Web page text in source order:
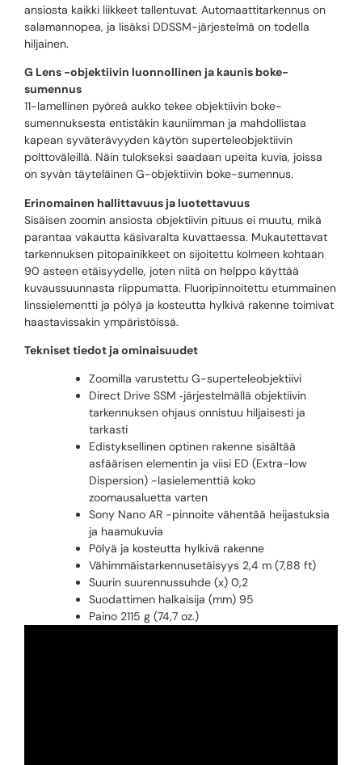
ansiosta kaikki liikkeet tallentuvat. Automaattitarkennus on
salamannopea, ja lisäksi DDSSM-järjestelmä on todella
hiljainen.
G Lens -objektiivin luonnollinen ja kaunis boke-
sumennus
11-lamellinen pyöreä aukko tekee objektiivin boke-
sumennuksesta entistäkin kauniimman ja mahdollistaa
kapean syväterävyyden käytön superteleobjektiivin
polttoväleillä. Näin tulokseksi saadaan upeita kuvia, joissa
on syvän täyteläinen G-objektiivin boke-sumennus.
Erinomainen hallittavuus ja luotettavuus
Sisäisen zoomin ansiosta objektiivin pituus ei muutu, mikä
parantaa vakautta käsivaralta kuvattaessa. Mukautettavat
tarkennuksen pitopainikkeet on sijoitettu kolmeen kohtaan
90 asteen etäisyydelle, joten niitä on helppo käyttää
kuvaussuunnasta riippumatta. Fluoripinnoitettu etummainen
linssielementti ja pölyä ja kosteutta hylkivä rakenne toimivat
haastavissakin ympäristöissä.
Tekniset tiedot ja ominaisuudet
Zoomilla varustettu G-superteleobjektiivi
Direct Drive SSM ‑järjestelmällä objektiivin
tarkennuksen ohjaus onnistuu hiljaisesti ja
tarkasti
Edistyksellinen optinen rakenne sisältää
asfäärisen elementin ja viisi ED (Extra-low
Dispersion) -lasielementtiä koko
zoomausaluetta varten
Sony Nano AR -pinnoite vähentää heijastuksia
ja haamukuvia
Pölyä ja kosteutta hylkivä rakenne
Vähimmäistarkennusetäisyys 2,4 m (7,88 ft)
Suurin suurennussuhde (x) 0,2
Suodattimen halkaisija (mm) 95
Paino 2115 g (74,7 oz.)